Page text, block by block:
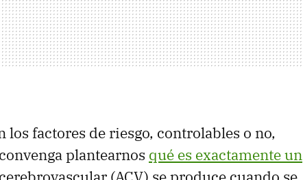
los factores de riesgo, controlables o no,
plantearnos qué es exactamente un